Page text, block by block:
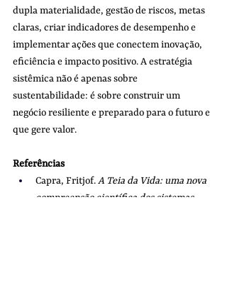
dupla materialidade, gestão de riscos, metas
claras, criar indicadores de desempenho e
implementar ações que conectem inovação,
eficiência e impacto positivo. A estratégia
sistêmica não é apenas sobre
sustentabilidade: é sobre construir um
negócio resiliente e preparado para o futuro e
que gere valor.
Referências
Capra, Fritjof. A Teia da Vida: uma nova
compreensão científica dos sistemas